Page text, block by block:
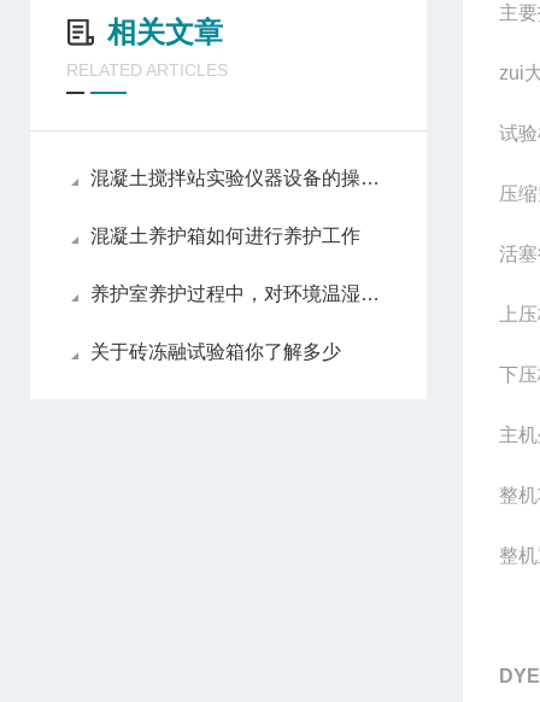
相关文章
RELATED ARTICLES
混凝土搅拌站实验仪器设备的操作规程和注意事项
混凝土养护箱如何进行养护工作
养护室养护过程中，对环境温湿度的要求。
关于砖冻融试验箱你了解多少
主
zui
试
压
活
上
下
主
整
整